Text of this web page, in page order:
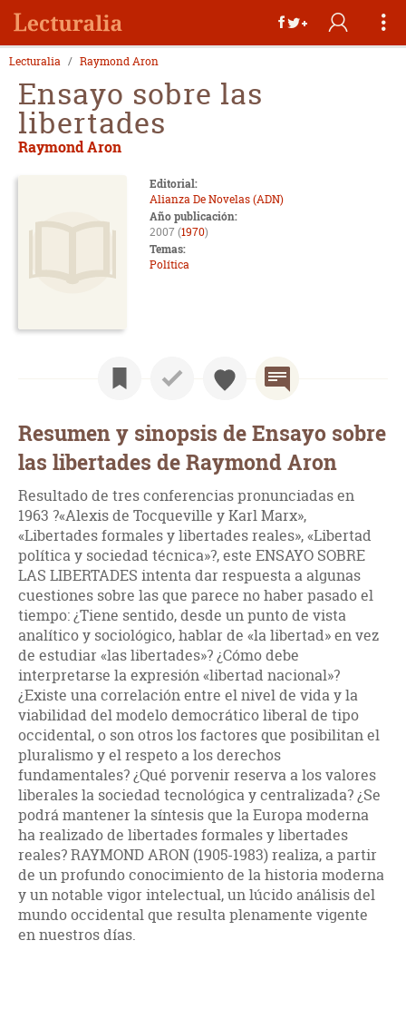
Lecturalia Raymond Aron
Ensayo sobre las
libertades
Raymond Aron
Editorial:
Alianza De Novelas (ADN)
Año publicación:
2007 (1970)
Temas:
Política
Resumen y sinopsis de Ensayo sobre
las libertades de Raymond Aron
Resultado de tres conferencias pronunciadas en
1963 ?«Alexis de Tocqueville y Karl Marx»,
«Libertades formales y libertades reales», «Libertad
política y sociedad técnica»?, este ENSAYO SOBRE
LAS LIBERTADES intenta dar respuesta a algunas
cuestiones sobre las que parece no haber pasado el
tiempo: ¿Tiene sentido, desde un punto de vista
analítico y sociológico, hablar de «la libertad» en vez
de estudiar «las libertades»? ¿Cómo debe
interpretarse la expresión «libertad nacional»?
¿Existe una correlación entre el nivel de vida y la
viabilidad del modelo democrático liberal de tipo
occidental, o son otros los factores que posibilitan el
pluralismo y el respeto a los derechos
fundamentales? ¿Qué porvenir reserva a los valores
liberales la sociedad tecnológica y centralizada? ¿Se
podrá mantener la síntesis que la Europa moderna
ha realizado de libertades formales y libertades
reales? RAYMOND ARON (1905-1983) realiza, a partir
de un profundo conocimiento de la historia moderna
y un notable vigor intelectual, un lúcido análisis del
mundo occidental que resulta plenamente vigente
en nuestros días.